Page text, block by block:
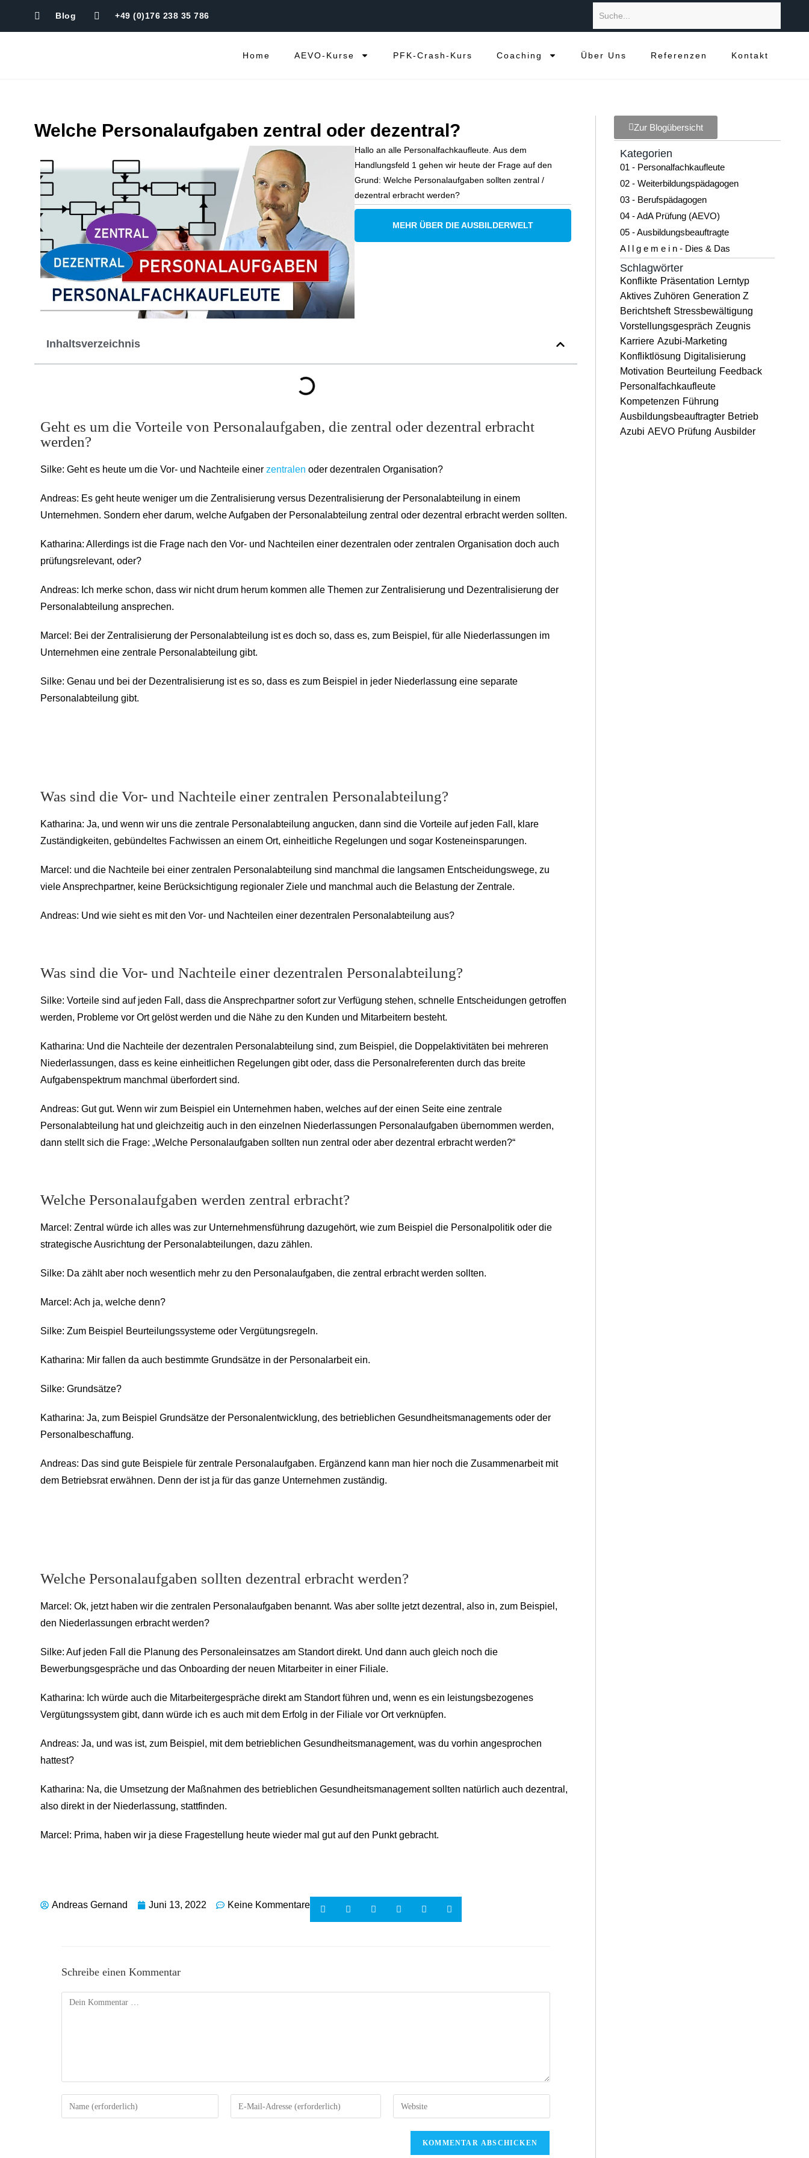
Blog +49 (0)176 238 35 786
Home AEVO-Kurse PFK-Crash-Kurs Coaching Über Uns Referenzen Kontakt
Welche Personalaufgaben zentral oder dezentral?
Hallo an alle Personalfachkaufleute. Aus dem
Handlungsfeld 1 gehen wir heute der Frage auf den
Grund: Welche Personalaufgaben sollten zentral /
dezentral erbracht werden?
MEHR ÜBER DIE AUSBILDERWELT
Inhaltsverzeichnis
Geht es um die Vorteile von Personalaufgaben, die zentral oder dezentral erbracht
werden?
Silke: Geht es heute um die Vor- und Nachteile einer zentralen oder dezentralen Organisation?
Andreas: Es geht heute weniger um die Zentralisierung versus Dezentralisierung der Personalabteilung in einem
Unternehmen. Sondern eher darum, welche Aufgaben der Personalabteilung zentral oder dezentral erbracht werden sollten.
Katharina: Allerdings ist die Frage nach den Vor- und Nachteilen einer dezentralen oder zentralen Organisation doch auch
prüfungsrelevant, oder?
Andreas: Ich merke schon, dass wir nicht drum herum kommen alle Themen zur Zentralisierung und Dezentralisierung der
Personalabteilung ansprechen.
Marcel: Bei der Zentralisierung der Personalabteilung ist es doch so, dass es, zum Beispiel, für alle Niederlassungen im
Unternehmen eine zentrale Personalabteilung gibt.
Silke: Genau und bei der Dezentralisierung ist es so, dass es zum Beispiel in jeder Niederlassung eine separate
Personalabteilung gibt.
Was sind die Vor- und Nachteile einer zentralen Personalabteilung?
Katharina: Ja, und wenn wir uns die zentrale Personalabteilung angucken, dann sind die Vorteile auf jeden Fall, klare
Zuständigkeiten, gebündeltes Fachwissen an einem Ort, einheitliche Regelungen und sogar Kosteneinsparungen.
Marcel: und die Nachteile bei einer zentralen Personalabteilung sind manchmal die langsamen Entscheidungswege, zu
viele Ansprechpartner, keine Berücksichtigung regionaler Ziele und manchmal auch die Belastung der Zentrale.
Andreas: Und wie sieht es mit den Vor- und Nachteilen einer dezentralen Personalabteilung aus?
Was sind die Vor- und Nachteile einer dezentralen Personalabteilung?
Silke: Vorteile sind auf jeden Fall, dass die Ansprechpartner sofort zur Verfügung stehen, schnelle Entscheidungen getroffen
werden, Probleme vor Ort gelöst werden und die Nähe zu den Kunden und Mitarbeitern besteht.
Katharina: Und die Nachteile der dezentralen Personalabteilung sind, zum Beispiel, die Doppelaktivitäten bei mehreren
Niederlassungen, dass es keine einheitlichen Regelungen gibt oder, dass die Personalreferenten durch das breite
Aufgabenspektrum manchmal überfordert sind.
Andreas: Gut gut. Wenn wir zum Beispiel ein Unternehmen haben, welches auf der einen Seite eine zentrale
Personalabteilung hat und gleichzeitig auch in den einzelnen Niederlassungen Personalaufgaben übernommen werden,
dann stellt sich die Frage: „Welche Personalaufgaben sollten nun zentral oder aber dezentral erbracht werden?“
Welche Personalaufgaben werden zentral erbracht?
Marcel: Zentral würde ich alles was zur Unternehmensführung dazugehört, wie zum Beispiel die Personalpolitik oder die
strategische Ausrichtung der Personalabteilungen, dazu zählen.
Silke: Da zählt aber noch wesentlich mehr zu den Personalaufgaben, die zentral erbracht werden sollten.
Marcel: Ach ja, welche denn?
Silke: Zum Beispiel Beurteilungssysteme oder Vergütungsregeln.
Katharina: Mir fallen da auch bestimmte Grundsätze in der Personalarbeit ein.
Silke: Grundsätze?
Katharina: Ja, zum Beispiel Grundsätze der Personalentwicklung, des betrieblichen Gesundheitsmanagements oder der
Personalbeschaffung.
Andreas: Das sind gute Beispiele für zentrale Personalaufgaben. Ergänzend kann man hier noch die Zusammenarbeit mit
dem Betriebsrat erwähnen. Denn der ist ja für das ganze Unternehmen zuständig.
Welche Personalaufgaben sollten dezentral erbracht werden?
Marcel: Ok, jetzt haben wir die zentralen Personalaufgaben benannt. Was aber sollte jetzt dezentral, also in, zum Beispiel,
den Niederlassungen erbracht werden?
Silke: Auf jeden Fall die Planung des Personaleinsatzes am Standort direkt. Und dann auch gleich noch die
Bewerbungsgespräche und das Onboarding der neuen Mitarbeiter in einer Filiale.
Katharina: Ich würde auch die Mitarbeitergespräche direkt am Standort führen und, wenn es ein leistungsbezogenes
Vergütungssystem gibt, dann würde ich es auch mit dem Erfolg in der Filiale vor Ort verknüpfen.
Andreas: Ja, und was ist, zum Beispiel, mit dem betrieblichen Gesundheitsmanagement, was du vorhin angesprochen
hattest?
Katharina: Na, die Umsetzung der Maßnahmen des betrieblichen Gesundheitsmanagement sollten natürlich auch dezentral,
also direkt in der Niederlassung, stattfinden.
Marcel: Prima, haben wir ja diese Fragestellung heute wieder mal gut auf den Punkt gebracht.
Andreas Gernand Juni 13, 2022 Keine Kommentare
Schreibe einen Kommentar
Zur Blogübersicht
Kategorien
01 - Personalfachkaufleute
02 - Weiterbildungspädagogen
03 - Berufspädagogen
04 - AdA Prüfung (AEVO)
05 - Ausbildungsbeauftragte
A l l g e m e i n - Dies & Das
Schlagwörter
Konflikte Präsentation Lerntyp
Aktives Zuhören Generation Z
Berichtsheft Stressbewältigung
Vorstellungsgespräch Zeugnis
Karriere Azubi-Marketing
Konfliktlösung Digitalisierung
Motivation Beurteilung Feedback
Personalfachkaufleute
Kompetenzen Führung
Ausbildungsbeauftragter Betrieb
Azubi AEVO Prüfung Ausbilder